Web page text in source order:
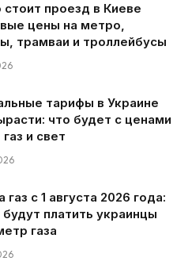
стоит проезд в Киеве
цены на метро,
трамваи и троллейбусы
тарифы в Украине
что будет с ценами
и свет
газ с 1 августа 2026 года:
будут платить украинцы
газа